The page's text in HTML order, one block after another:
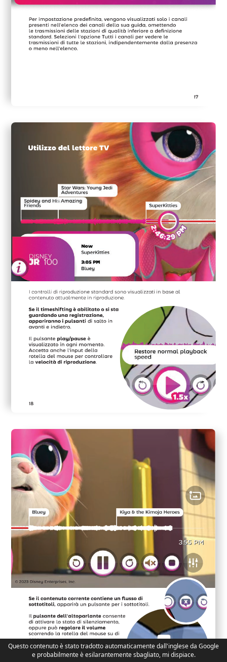
Questo contenuto è stato tradotto automaticamente dall'inglese da Google
e probabilmente è esilarantemente sbagliato, mi dispiace.